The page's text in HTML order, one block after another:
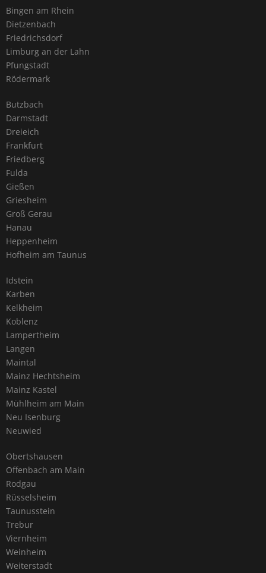
Bingen am Rhein
Dietzenbach
Friedrichsdorf
Limburg an der Lahn
Pfungstadt
Rödermark
Butzbach
Darmstadt
Dreieich
Frankfurt
Friedberg
Fulda
Gießen
Griesheim
Groß Gerau
Hanau
Heppenheim
Hofheim am Taunus
Idstein
Karben
Kelkheim
Koblenz
Lampertheim
Langen
Maintal
Mainz Hechtsheim
Mainz Kastel
Mühlheim am Main
Neu Isenburg
Neuwied
Obertshausen
Offenbach am Main
Rodgau
Rüsselsheim
Taunusstein
Trebur
Viernheim
Weinheim
Weiterstadt